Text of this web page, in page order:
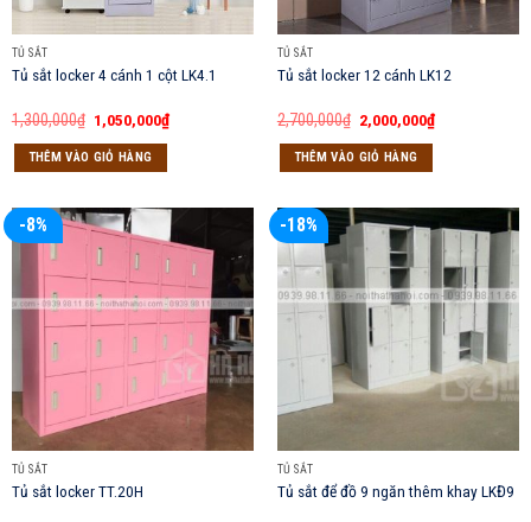
TỦ SẮT
Tủ sắt locker 4 cánh 1 cột LK4.1
1,300,000₫ Giá
gốc
là:
1,300,000₫.
1,050,000₫Giá
hiện
THÊM VÀO GIỎ HÀNG
TỦ SẮT
Tủ sắt locker 12 cánh LK12
2,700,000₫ Giá
gốc
là:
2,700,000₫.
2,000,000₫Giá
hiện
THÊM VÀO GIỎ HÀNG
-8%
TỦ SẮT
Tủ sắt locker TT.20H
-18%
TỦ SẮT
Tủ sắt để đồ 9 ngăn thêm khay LKĐ9